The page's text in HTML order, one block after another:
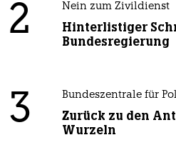
2 Nein zum Zivildienst
Hinterlistiger
Bundesregierung
3 Bundeszentrale für
Zurück zu den
Wurzeln